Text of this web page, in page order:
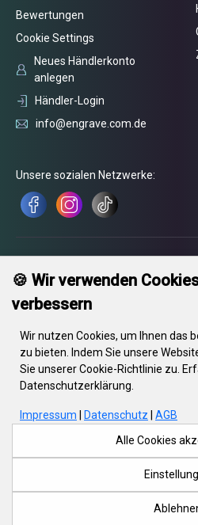
Bewertungen
Cookie Settings
Neues Händlerkonto
anlegen
Händler-Login
info@engrave.com.de
Unsere sozialen Netzwerke:
© 2026 Engrave. Alle Rechte
sowie deren Komposition unterliegen
ohne schriftliche Zustimmung von
Zwecke oder Weitergabe kopiert,
auch urheberrechtlich geschütztes
🍪 Wir verwenden
verbessern
Wir nutzen Cookies, um Ihnen das
zu bieten. Indem Sie unsere
Sie unserer Cookie-Richtlinie zu.
Datenschutzerklärung.
Impressum Datenschutz
AGB
Alle Cookies